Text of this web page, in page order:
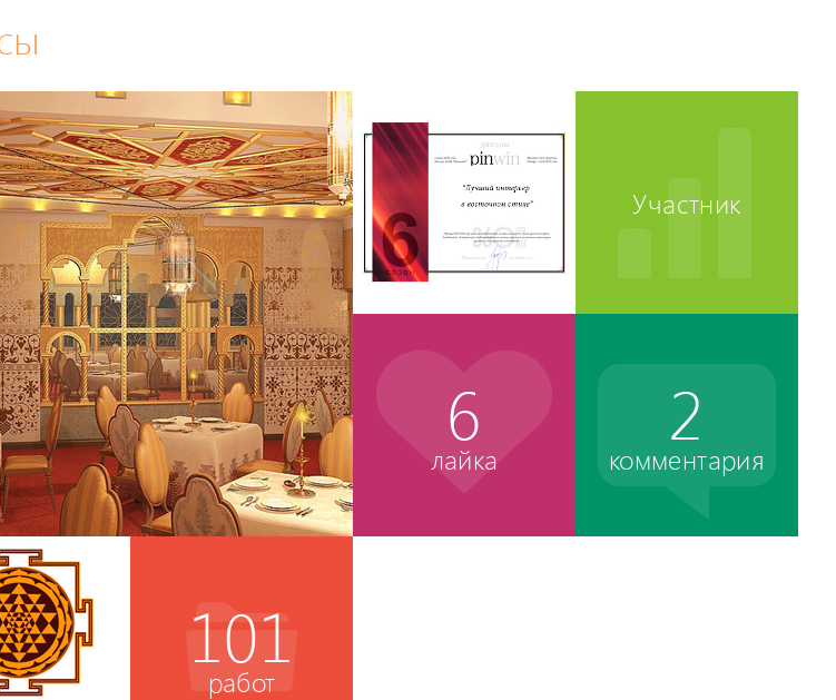
Участник
6
лайка
2
комментария
101
работ